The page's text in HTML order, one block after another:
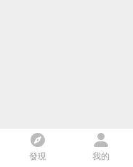
發現 我的